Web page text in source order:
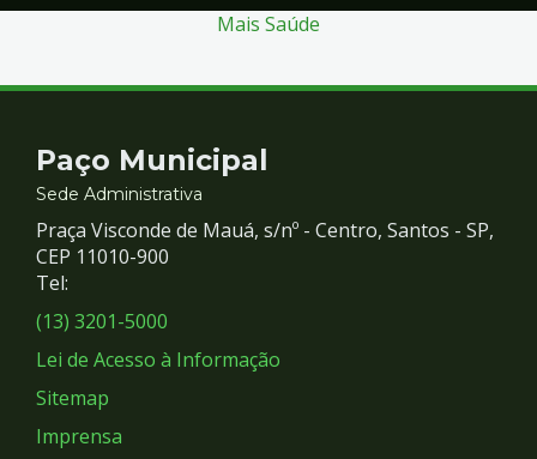
Mais Saúde
Contato
e
Redes
Sociais
Paço Municipal
Sede Administrativa
Praça Visconde de Mauá, s/nº - Centro, Santos - SP,
CEP 11010-900
Tel:
(13) 3201-5000
Lei de Acesso à Informação
Sitemap
Imprensa